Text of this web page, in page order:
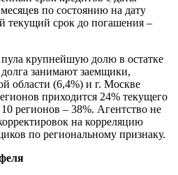
по состоянию на дату
текущий срок до погашения –
крупнейшую долю в остатке
занимают заемщики,
области (6,4%) и г. Москве
приходится 24% текущего
регионов – 38%. Агентство не
на корреляцию
по региональному признаку.